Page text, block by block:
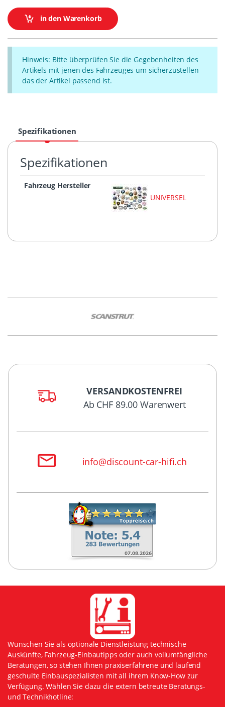
in den Warenkorb
Hinweis: Bitte überprüfen Sie die Gegebenheiten des
Artikels mit jenen des Fahrzeuges um sicherzustellen
das der Artikel passend ist.
Spezifikationen
Spezifikationen
Fahrzeug Hersteller
UNIVERSEL
VERSANDKOSTENFREI
Ab CHF 89.00 Warenwert
info@discount-car-hifi.ch
Wünschen Sie als optionale Dienstleistung technische
Auskünfte, Fahrzeug-Einbautipps oder auch vollumfängliche
Beratungen, so stehen Ihnen praxiserfahrene und laufend
geschulte Einbauspezialisten mit all ihrem Know-How zur
Verfügung. Wählen Sie dazu die extern betreute Beratungs-
und Technikhotline: